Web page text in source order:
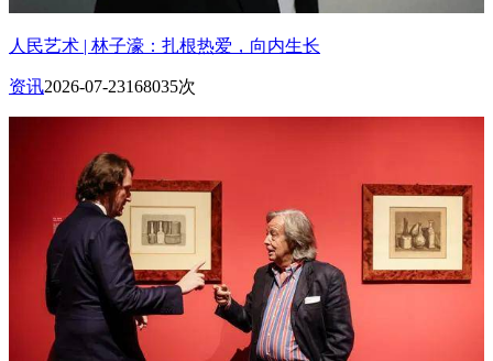
人民艺术 | 林子濠：扎根热爱，向内生长
资讯2026-07-23168035次